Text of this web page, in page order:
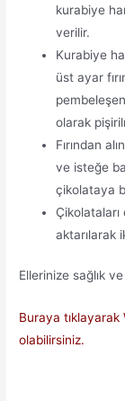
kurabiye
verilir.
Kurabiye
üst ayar
olarak
Fırından
ve isteğe
çikolataya
aktarılarak
Ellerinize sağlık
Buraya tıklayarak
olabilirsiniz.